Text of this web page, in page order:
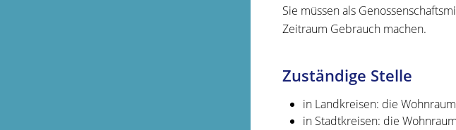
Sie müssen als
Zeitraum Gebrauch machen.
Zuständige Stelle
in Landkreisen: die
in Stadtkreisen: die